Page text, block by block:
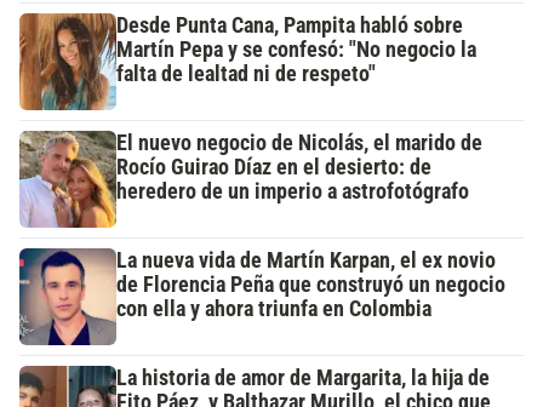
Desde Punta Cana, Pampita habló sobre
Martín Pepa y se confesó: "No negocio la
falta de lealtad ni de respeto"
El nuevo negocio de Nicolás, el marido de
Rocío Guirao Díaz en el desierto: de
heredero de un imperio a astrofotógrafo
La nueva vida de Martín Karpan, el ex novio
de Florencia Peña que construyó un negocio
con ella y ahora triunfa en Colombia
La historia de amor de Margarita, la hija de
Fito Páez, y Balthazar Murillo, el chico que